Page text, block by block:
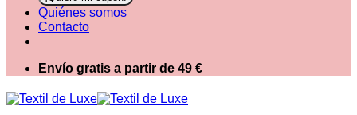
Quiénes somos
Contacto
Envío gratis a partir de 49 €